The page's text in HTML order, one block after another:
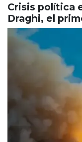
Crisis política
Draghi, el